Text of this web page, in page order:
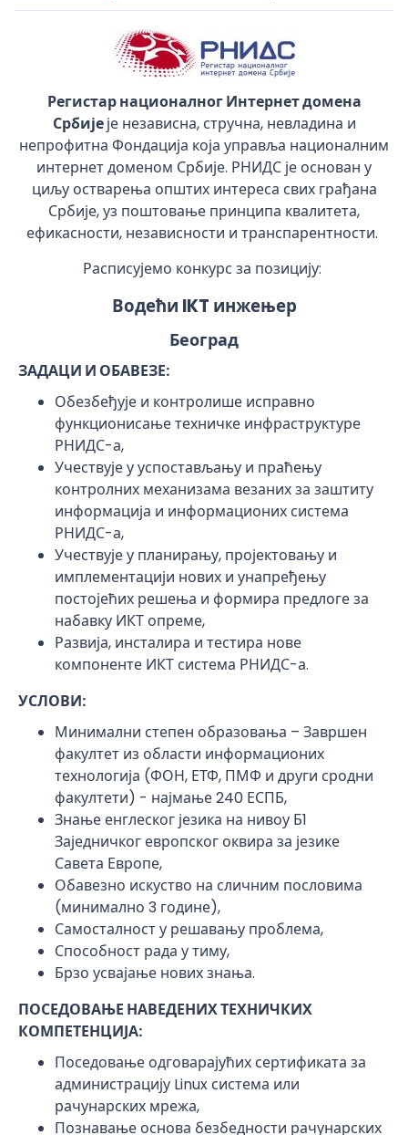
Регистар националног Интернет домена
Србијеје независна, стручна, невладина и
непрофитна Фондација која управља националним
интернет доменом Србије. РНИДС је основан у
циљу остварења општих интереса свих грађана
Србије, уз поштовање принципа квалитета,
ефикасности, независности и транспарентности.
Расписујемо конкурс за позицију:
Водећи IKT инжењер
Београд
ЗАДАЦИ И ОБАВЕЗЕ:
Обезбеђује и контролише исправно
функционисање техничке инфраструктуре
РНИДС-а,
Учествује у успостављању и праћењу
контролних механизама везаних за заштиту
информација и информационих система
РНИДС-а,
Учествује у планирању, пројектовању и
имплементацији нових и унапређењу
постојећих решења и формира предлоге за
набавку ИКТ опреме,
Развија, инсталира и тестира нове
компоненте ИКТ система РНИДС-а.
УСЛОВИ:
Минимални степен образовања – Завршен
факултет из области информационих
технологија (ФОН, ЕТФ, ПМФ и други сродни
факултети) - најмање 240 ЕСПБ,
Знање енглеског језика на нивоу Б1
Заједничког европског оквира за језике
Савета Европе,
Обавезно искуство на сличним пословима
(минимално 3 године),
Самосталност у решавању проблема,
Способност рада у тиму,
Брзо усвајање нових знања.
ПОСЕДОВАЊЕ НАВЕДЕНИХ ТЕХНИЧКИХ
КОМПЕТЕНЦИЈА:
Поседовање одговарајућих сертификата за
администрацију Linux система или
рачунарских мрежа,
Познавање основа безбедности рачунарских